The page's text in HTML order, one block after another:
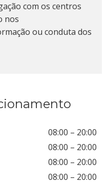
08:00 – 20:00
08:00 – 20:00
08:00 – 20:00
08:00 – 20:00
com os centros
nos
ou conduta dos